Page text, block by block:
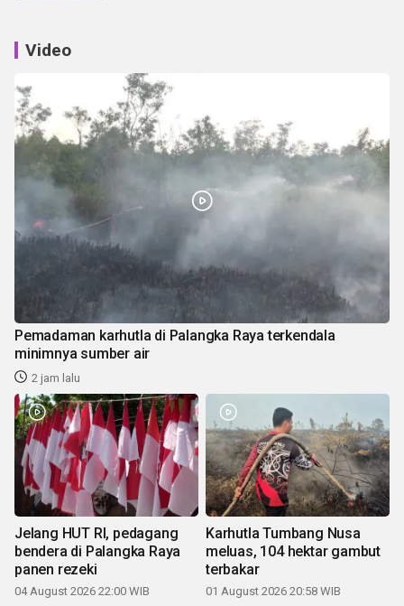
Video
Pemadaman karhutla di Palangka Raya terkendala
minimnya sumber air
2 jam lalu
Jelang HUT RI, pedagang
bendera di Palangka Raya
panen rezeki
04 August 2026 22:00 WIB
Karhutla Tumbang Nusa
meluas, 104 hektar gambut
terbakar
01 August 2026 20:58 WIB